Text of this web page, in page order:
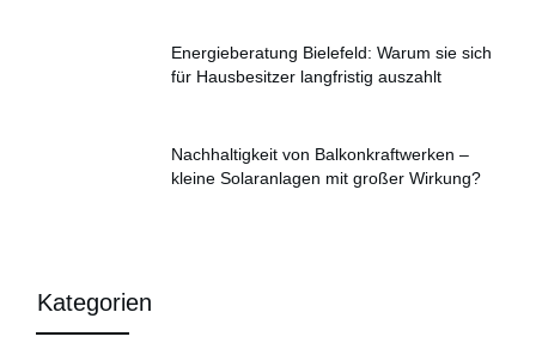
Energieberatung Bielefeld: Warum sie sich
für Hausbesitzer langfristig auszahlt
Nachhaltigkeit von Balkonkraftwerken –
kleine Solaranlagen mit großer Wirkung?
Kategorien